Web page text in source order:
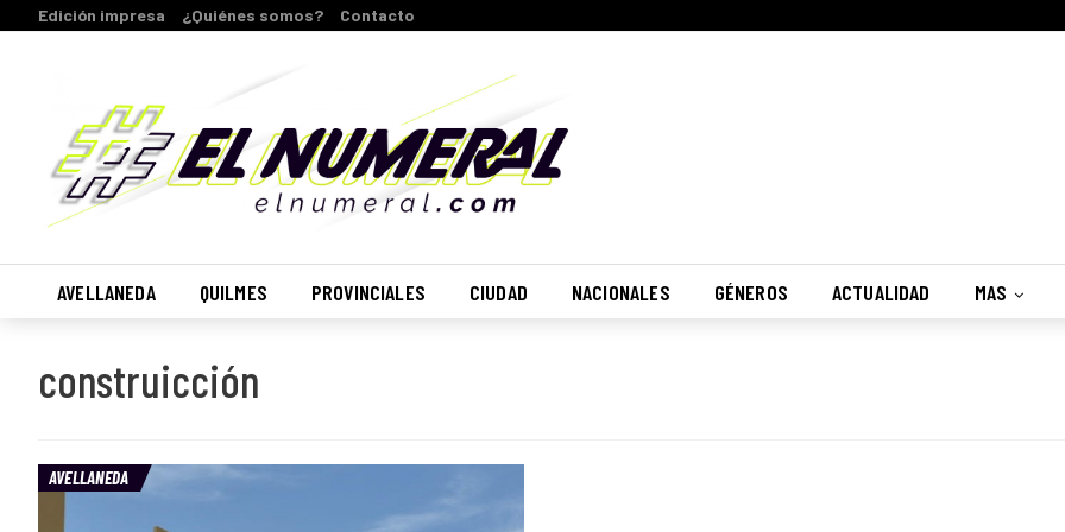
Edición impresa ¿Quiénes somos? Contacto
AVELLANEDA QUILMES PROVINCIALES CIUDAD NACIONALES GÉNEROS ACTUALIDAD MAS
construicción
AVELLANEDA